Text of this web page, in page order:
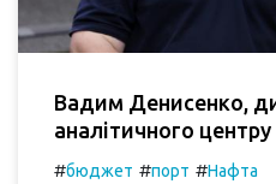
Вадим Денисенко,
аналітичного
#бюджет #порт #Нафта